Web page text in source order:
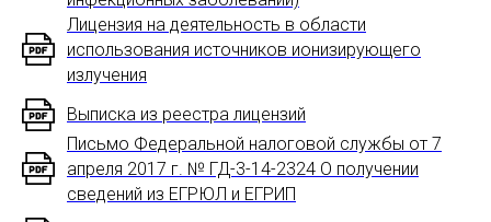
Лицензия на деятельность в области
использования источников ионизирующего
излучения
Выписка из реестра лицензий
Письмо Федеральной налоговой службы от 7
апреля 2017 г. № ГД-3-14-2324 О получении
сведений из ЕГРЮЛ и ЕГРИП